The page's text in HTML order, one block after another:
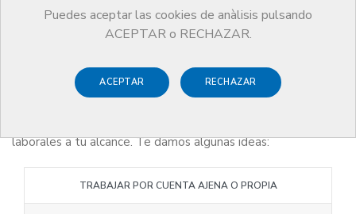
Puedes aceptar las cookies de anàlisis pulsando
ACEPTAR o RECHAZAR.
ACEPTAR RECHAZAR
orientación profesional
laborales a tu alcance. Te damos algunas ideas:
TRABAJAR POR CUENTA AJENA O PROPIA